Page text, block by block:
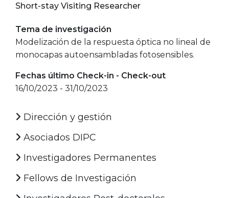
Short-stay Visiting Researcher
Tema de investigación
Modelización de la respuesta óptica no lineal de
monocapas autoensambladas fotosensibles.
Fechas último Check-in - Check-out
16/10/2023 - 31/10/2023
Dirección y gestión
Asociados DIPC
Investigadores Permanentes
Fellows de Investigación